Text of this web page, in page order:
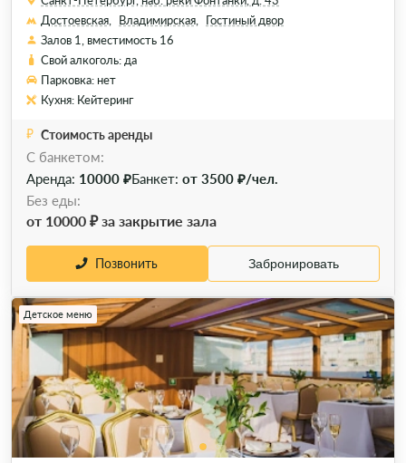
Достоевская,
Владимирская,
Гостиный двор
Залов 1, вместимость 16
Свой алкоголь: да
Парковка: нет
Кухня: Кейтеринг
Стоимость аренды
C банкетом:
Аренда: 10000 ₽Банкет: от 3500 ₽/чел.
Без еды:
от 10000 ₽ за закрытие зала
Позвонить Забронировать
Детское меню